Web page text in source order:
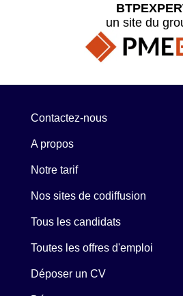
un site du
Contactez-nous
A propos
Notre tarif
Nos sites de codiffusion
Tous les candidats
Toutes les offres d'emploi
Déposer un CV